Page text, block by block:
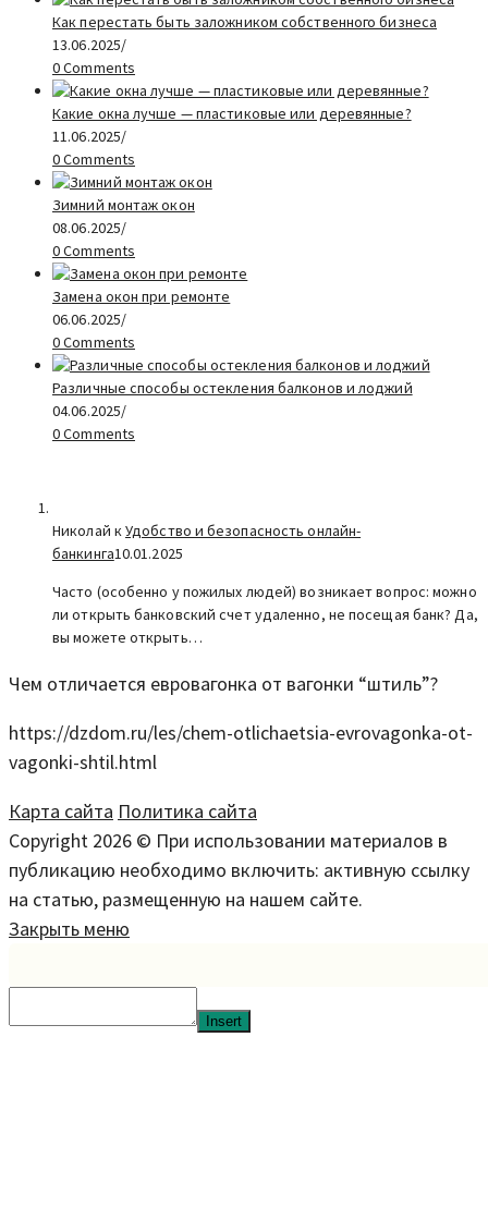
Как перестать быть заложником собственного бизнеса
13.06.2025/
0 Comments
Какие окна лучше — пластиковые или деревянные?
11.06.2025/
0 Comments
Зимний монтаж окон
08.06.2025/
0 Comments
Замена окон при ремонте
06.06.2025/
0 Comments
Различные способы остекления балконов и лоджий
04.06.2025/
0 Comments
Николай кУдобство и безопасность онлайн-
банкинга10.01.2025
Часто (особенно у пожилых людей) возникает вопрос: можно
ли открыть банковский счет удаленно, не посещая банк? Да,
вы можете открыть…
Чем отличается евровагонка от вагонки “штиль”?
https://dzdom.ru/les/chem-otlichaetsia-evrovagonka-ot-
vagonki-shtil.html
Карта сайта Политика сайта
Copyright 2026 © При использовании материалов в
публикацию необходимо включить: активную ссылку
на статью, размещенную на нашем сайте.
Закрыть меню
Insert